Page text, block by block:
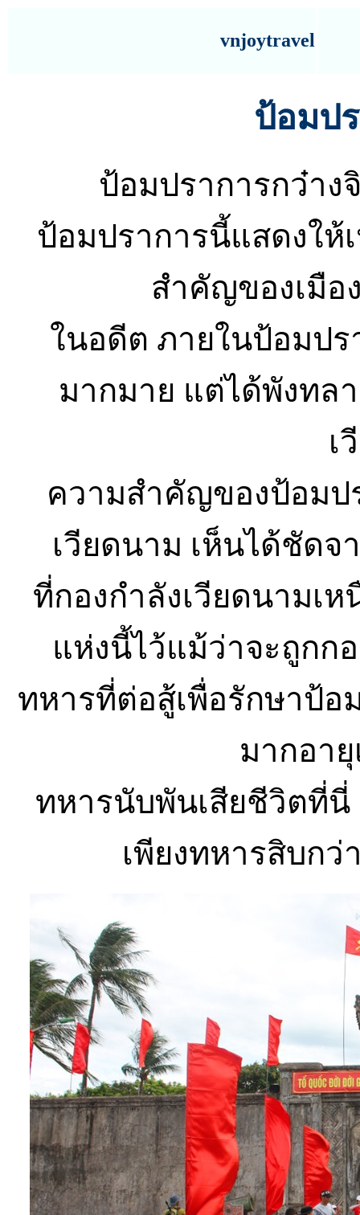
vnjoytravel
ป้อมป
ป้อมปราการกว๋าง
ป้อมปราการนี้แสดงใ
สำคัญของเมือ
ในอดีต ภายในป้อมปร
มากมาย แต่ได้พังทล
เ
ความสำคัญของป้อมป
เวียดนาม เห็นได้ชัดจ
ที่กองกำลังเวียดนามเ
แห่งนี้ไว้แม้ว่าจะถูกก
ทหารที่ต่อสู้เพื่อรักษาป้อ
มากอายุ
ทหารนับพันเสียชีวิตที่นี่
เพียงทหารสิบก